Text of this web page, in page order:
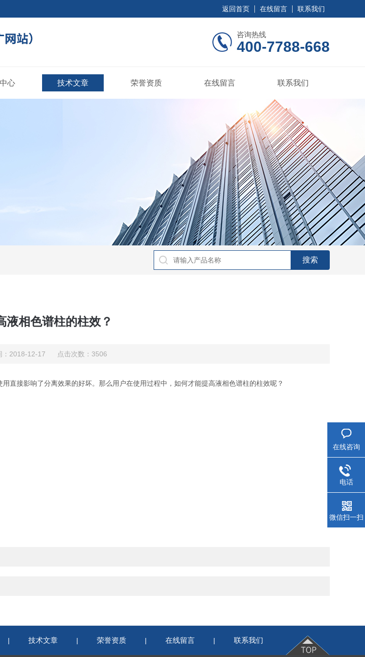
返回首页 在线留言 联系我们
咨询热线
400-7788-668
心 技术文章 荣誉资质 在线留言 联系我们
液相色谱柱的柱效？
：2018-12-17 点击次数：3506
直接影响了分离效果的好坏。那么用户在使用过程中，如何才能提高液相色谱柱的柱效呢？
| 技术文章 | 荣誉资质 | 在线留言 | 联系我们
在线咨询
电话
微信扫一扫